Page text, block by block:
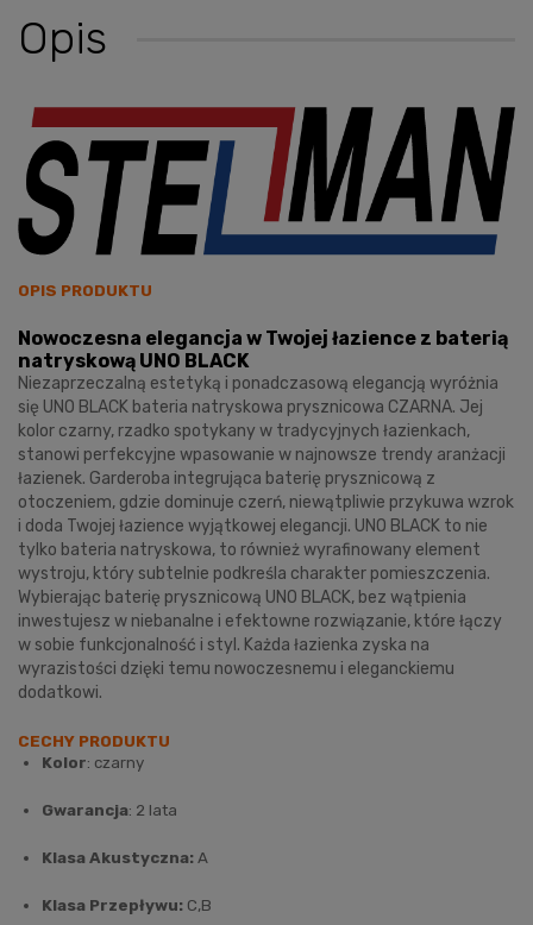
Opis
OPIS PRODUKTU
Nowoczesna elegancja w Twojej łazience z baterią
natryskową UNO BLACK
Niezaprzeczalną estetyką i ponadczasową elegancją wyróżnia
się UNO BLACK bateria natryskowa prysznicowa CZARNA. Jej
kolor czarny, rzadko spotykany w tradycyjnych łazienkach,
stanowi perfekcyjne wpasowanie w najnowsze trendy aranżacji
łazienek. Garderoba integrująca baterię prysznicową z
otoczeniem, gdzie dominuje czerń, niewątpliwie przykuwa wzrok
i doda Twojej łazience wyjątkowej elegancji. UNO BLACK to nie
tylko bateria natryskowa, to również wyrafinowany element
wystroju, który subtelnie podkreśla charakter pomieszczenia.
Wybierając baterię prysznicową UNO BLACK, bez wątpienia
inwestujesz w niebanalne i efektowne rozwiązanie, które łączy
w sobie funkcjonalność i styl. Każda łazienka zyska na
wyrazistości dzięki temu nowoczesnemu i eleganckiemu
dodatkowi.
CECHY PRODUKTU
Kolor: czarny
Gwarancja: 2 lata
Klasa Akustyczna: A
Klasa Przepływu: C,B